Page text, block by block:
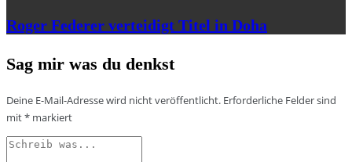
Roger Federer verteidigt Titel in Doha
Sag mir was du denkst
Deine E-Mail-Adresse wird nicht veröffentlicht. Erforderliche Felder sind
mit* markiert